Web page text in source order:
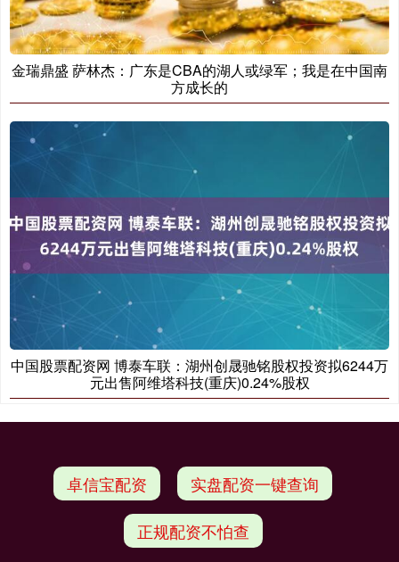
金瑞鼎盛 萨林杰：广东是CBA的湖人或绿军；我是在中国南
方成长的
中国股票配资网 博泰车联：湖州创晟驰铭股权投资拟6244万
元出售阿维塔科技(重庆)0.24%股权
卓信宝配资 实盘配资一键查询
正规配资不怕查